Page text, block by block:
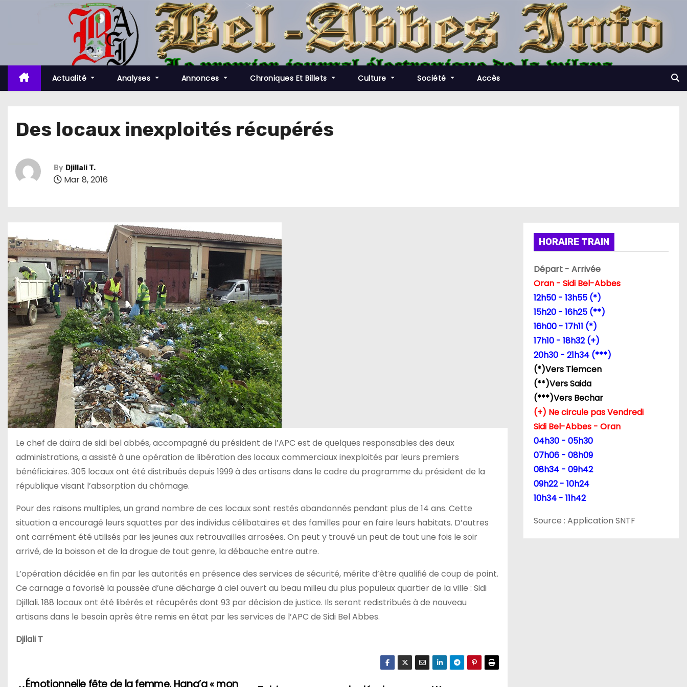
t
c
Actualité Analyses Annonces Chroniques Et Billets Culture Société Accès
Des locaux inexploités récupérés
By Djillali T.
Mar 8, 2016
Le chef de daïra de sidi bel abbés, accompagné du président de l’APC est de quelques responsables des deux
administrations, a assisté à une opération de libération des locaux commerciaux inexploités par leurs premiers
bénéficiaires. 305 locaux ont été distribués depuis 1999 à des artisans dans le cadre du programme du président de la
république visant l’absorption du chômage.
Pour des raisons multiples, un grand nombre de ces locaux sont restés abandonnés pendant plus de 14 ans. Cette
situation a encouragé leurs squattes par des individus célibataires et des familles pour en faire leurs habitats. D’autres
ont carrément été utilisés par les jeunes aux retrouvailles arrosées. On peut y trouvé un peut de tout une fois le soir
arrivé, de la boisson et de la drogue de tout genre, la débauche entre autre.
L’opération décidée en fin par les autorités en présence des services de sécurité, mérite d’être qualifié de coup de point.
Ce carnage a favorisé la poussée d’une décharge à ciel ouvert au beau milieu du plus populeux quartier de la ville : Sidi
Djillali. 188 locaux ont été libérés et récupérés dont 93 par décision de justice. Ils seront redistribués à de nouveau
artisans dans le besoin après être remis en état par les services de l’APC de Sidi Bel Abbes.
Djilali T
Émotionnelle fête de la femme, Hana’a « mon
HORAIRE TRAIN
Départ - Arrivée
Oran - Sidi Bel-Abbes
12h50 - 13h55 (*)
15h20 - 16h25 (**)
16h00 - 17h11 (*)
17h10 - 18h32 (+)
20h30 - 21h34 (***)
(*)Vers Tlemcen
(**)Vers Saida
(***)Vers Bechar
(+) Ne circule pas Vendredi
Sidi Bel-Abbes - Oran
04h30 - 05h30
07h06 - 08h09
08h34 - 09h42
09h22 - 10h24
10h34 - 11h42
Source : Application SNTF